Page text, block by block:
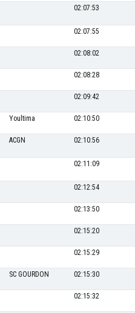
02:07:53
02:07:55
02:08:02
02:08:28
02:09:42
Youltima 02:10:50
ACGN 02:10:56
02:11:09
02:12:54
02:13:50
02:15:20
02:15:29
SC GOURDON 02:15:30
02:15:32